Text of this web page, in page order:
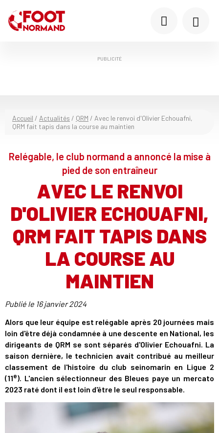
PUBLICITÉ
Accueil / Actualités / QRM / Avec le renvoi d'Olivier Echouafni,
QRM fait tapis dans la course au maintien
Relégable, le club normand a annoncé la mise à
pied de son entraîneur
AVEC LE RENVOI
D'OLIVIER ECHOUAFNI,
QRM FAIT TAPIS DANS
LA COURSE AU
MAINTIEN
Publié le 16 janvier 2024
Alors que leur équipe est relégable après 20 journées mais
loin d'être déjà condamnée à une descente en National, les
dirigeants de QRM se sont séparés d'Olivier Echouafni. La
saison dernière, le technicien avait contribué au meilleur
classement de l'histoire du club seinomarin en Ligue 2
(11e). L'ancien sélectionneur des Bleues paye un mercato
2023 raté dont il est loin d'être le seul responsable.